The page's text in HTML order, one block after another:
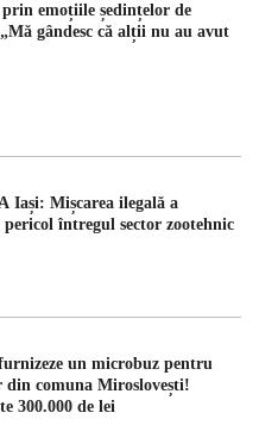
emoțiile ședințelor de
gândesc că alții nu au avut
Iași: Mișcarea ilegală a
întregul sector zootehnic
un microbuz pentru
comuna Miroslovești!
300.000 de lei